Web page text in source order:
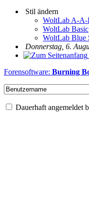
Stil ändern
WoltLab A-A-
WoltLab Basic
WoltLab Blue
Donnerstag, 6.
Forensoftware: Burning
Dauerhaft angemeldet